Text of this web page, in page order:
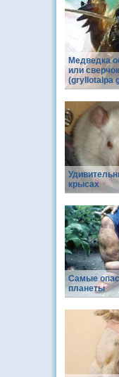
Медведка
или
(gryllotalpa
крысах
Самые
планеты